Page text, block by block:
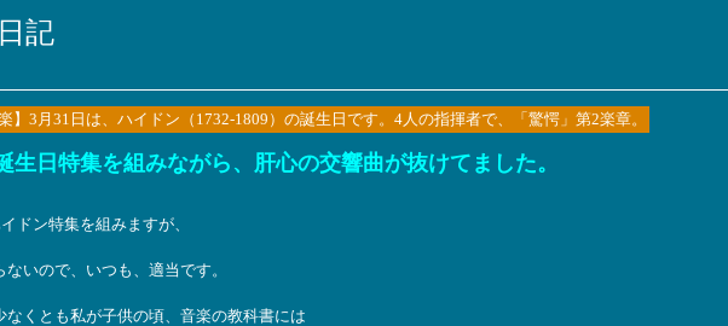
記
楽】3月31日は、ハイドン（1732-1809）の誕生日です。4人の指揮者で、「驚愕」第2楽章。
日特集を組みながら、肝心の交響曲が抜けてました。
ドン特集を組みますが、
いので、いつも、適当です。
くとも私が子供の頃、音楽の教科書には